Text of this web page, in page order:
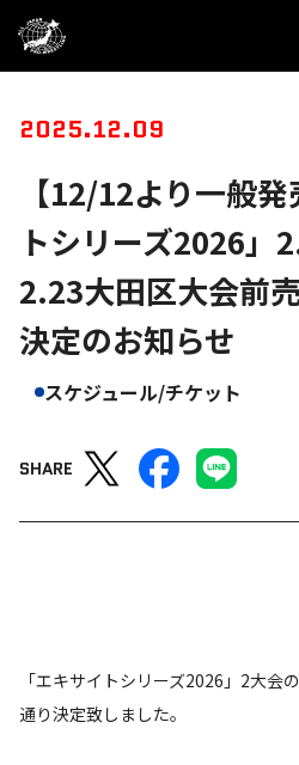
2025.12.09
【12/12より一般
トシリーズ2026」
2.23大田区大会前
決定のお知らせ
スケジュール/チケット
SHARE
「エキサイトシリーズ2026」2大会
通り決定致しました。